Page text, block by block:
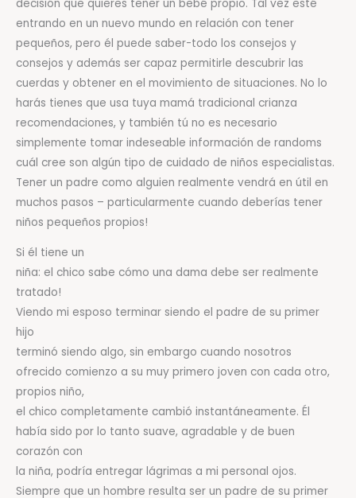
decisión que quieres tener un bebé propio. Tal vez esté
entrando en un nuevo mundo en relación con tener
pequeños, pero él puede saber-todo los consejos y
consejos y además ser capaz permitirle descubrir las
cuerdas y obtener en el movimiento de situaciones. No lo
harás tienes que usa tuya mamá tradicional crianza
recomendaciones, y también tú no es necesario
simplemente tomar indeseable información de randoms
cuál cree son algún tipo de cuidado de niños especialistas.
Tener un padre como alguien realmente vendrá en útil en
muchos pasos – particularmente cuando deberías tener
niños pequeños propios!
Si él tiene un
niña: el chico sabe cómo una dama debe ser realmente
tratado!
Viendo mi esposo terminar siendo el padre de su primer
hijo
terminó siendo algo, sin embargo cuando nosotros
ofrecido comienzo a su muy primero joven con cada otro,
propios niño,
el chico completamente cambió instantáneamente. Él
había sido por lo tanto suave, agradable y de buen
corazón con
la niña, podría entregar lágrimas a mi personal ojos.
Siempre que un hombre resulta ser un padre de su primer